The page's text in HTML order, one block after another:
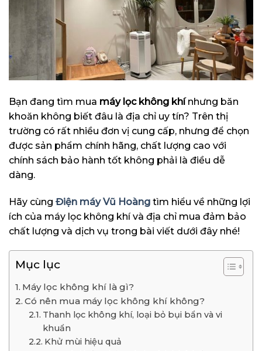
Bạn đang tìm mua máy lọc không khínhưng băn
khoăn không biết đâu là địa chỉ uy tín? Trên thị
trường có rất nhiều đơn vị cung cấp, nhưng để chọn
được sản phẩm chính hãng, chất lượng cao với
chính sách bảo hành tốt không phải là điều dễ
dàng.
Hãy cùng Điện máy Vũ Hoàng tìm hiểu về những lợi
ích của máy lọc không khí và địa chỉ mua đảm bảo
chất lượng và dịch vụ trong bài viết dưới đây nhé!
Mục lục
Máy lọc không khí là gì?
Có nên mua máy lọc không khí không?
Thanh lọc không khí, loại bỏ bụi bẩn và vi
khuẩn
Khử mùi hiệu quả